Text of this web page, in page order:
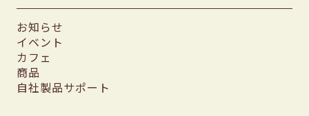
お知らせ
イベント
カフェ
商品
自社製品サポート